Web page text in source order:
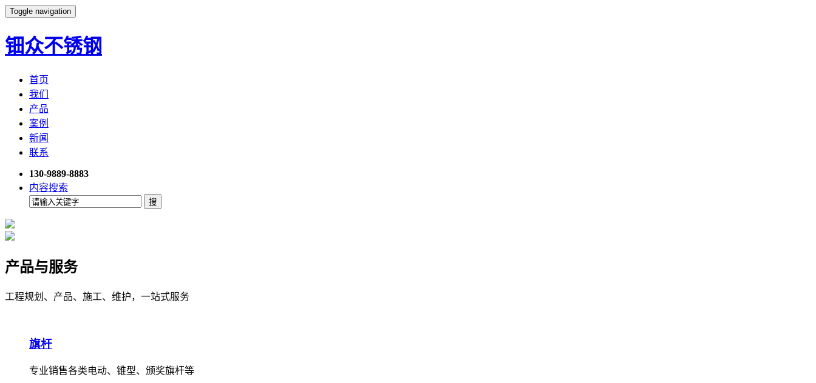
Toggle navigation
钿众不锈钢
首页
我们
产品
案例
新闻
联系
130-9889-8883
内容搜索
产品与服务
工程规划、产品、施工、维护，一站式服务
旗杆
专业销售各类电动、锥型、颁奖旗杆等